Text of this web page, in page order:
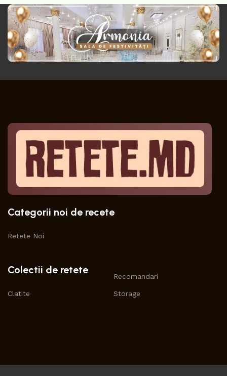
Categorii noi de recete
Retete Noi
Colectii de retete
Clatite
Recomandari
Storage